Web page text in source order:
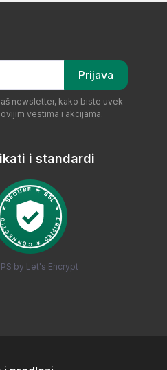
Prijava
newsletter, kako biste uvek
vestima i akcijama.
i standardi
by Let's Encrypt